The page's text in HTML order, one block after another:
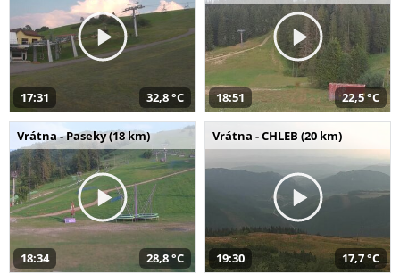
17:31 32,8 °C 18:51 22,5 °C
Vrátna - Paseky (18 km)
18:34 28,8 °C
Vrátna - CHLEB (20 km)
19:30 17,7 °C